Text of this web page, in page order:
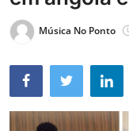
Entrevistas
Música No Ponto